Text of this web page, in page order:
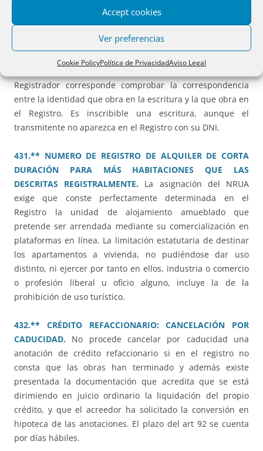
Accept cookies
Ver preferencias
Cookie PolicyPolítica de PrivacidadAviso Legal
de publicidad formal y no por el canal para la presentación
de documentos privados.
Registrador corresponde comprobar la correspondencia
entre la identidad que obra en la escritura y la que obra en
el Registro. Es inscribible una escritura, aunque el
transmitente no aparezca en el Registro con su DNI.
431.** NUMERO DE REGISTRO DE ALQUILER DE CORTA
DURACIÓN PARA MÁS HABITACIONES QUE LAS
DESCRITAS REGISTRALMENTE. La asignación del NRUA
exige que conste perfectamente determinada en el
Registro la unidad de alojamiento amueblado que
pretende ser arrendada mediante su comercialización en
plataformas en línea. La limitación estatutaria de destinar
los apartamentos a vivienda, no pudiéndose dar uso
distinto, ni ejercer por tanto en ellos, industria o comercio
o profesión liberal u oficio alguno, incluye la de la
prohibición de uso turístico.
432.** CRÉDITO REFACCIONARIO: CANCELACIÓN POR
CADUCIDAD. No procede cancelar por caducidad una
anotación de crédito refaccionario si en el registro no
consta que las obras han terminado y además existe
presentada la documentación que acredita que se está
dirimiendo en juicio ordinario la liquidación del propio
crédito, y que el acreedor ha solicitado la conversión en
hipoteca de las anotaciones. El plazo del art 92 se cuenta
por días hábiles.